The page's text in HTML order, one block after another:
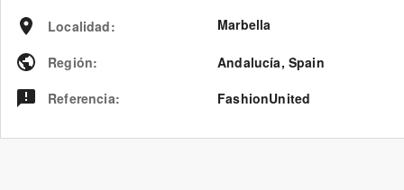
Localidad: Marbella
Región: Andalucía, Spain
Referencia: FashionUnited